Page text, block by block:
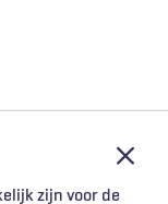
zijn voor de